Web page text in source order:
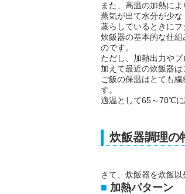
また、高温の加熱によ
蒸気が出て水分が少な
蒸らしているときにフ
炊飯器の基本的な仕
のです。
ただし、加熱出力やプ
加えて最近の炊飯器は
ご飯の保温はとても
す。
適温として65～70℃に
炊飯器調理の
さて、炊飯器を炊飯
加熱パターン